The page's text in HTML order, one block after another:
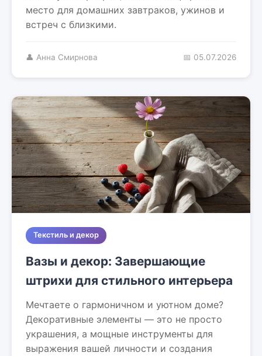
место для домашних завтраков, ужинов и
встреч с близкими.
👤 Анна Смирнова 📅 05.07.2026
Текстиль и декор
Вазы и декор: Завершающие
штрихи для стильного интерьера
Мечтаете о гармоничном и уютном доме?
Декоративные элементы — это не просто
украшения, а мощные инструменты для
выражения вашей личности и создания